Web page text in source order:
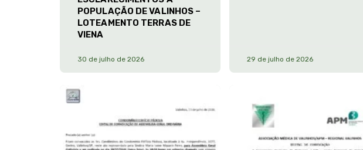
POPULAÇÃO DE VALINHOS –
LOTEAMENTO TERRAS DE
VIENA
30 de julho de 2026 29 de julho de 2026